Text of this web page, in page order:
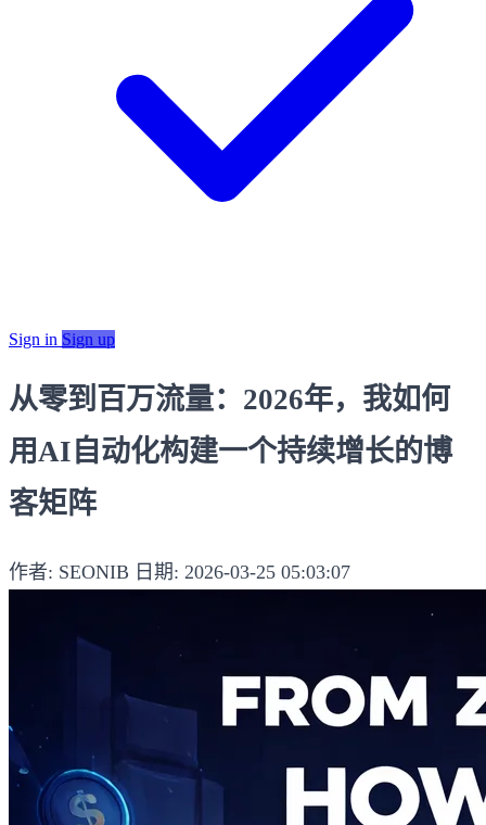
Sign in Sign up
从零到百万流量：2026年，我如何
用AI自动化构建一个持续增长的博
客矩阵
作者: SEONIB 日期: 2026-03-25 05:03:07